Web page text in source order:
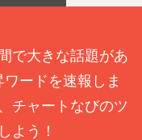
で大きな話題があ
ードを速報しま
チャートなびのツ
よう！